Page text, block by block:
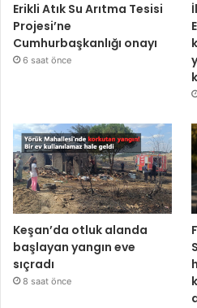
Erikli Atık Su Arıtma Tesisi
Projesi’ne
Cumhurbaşkanlığı onayı
6 saat önce
Keşan’da otluk alanda
başlayan yangın eve
sıçradı
8 saat önce